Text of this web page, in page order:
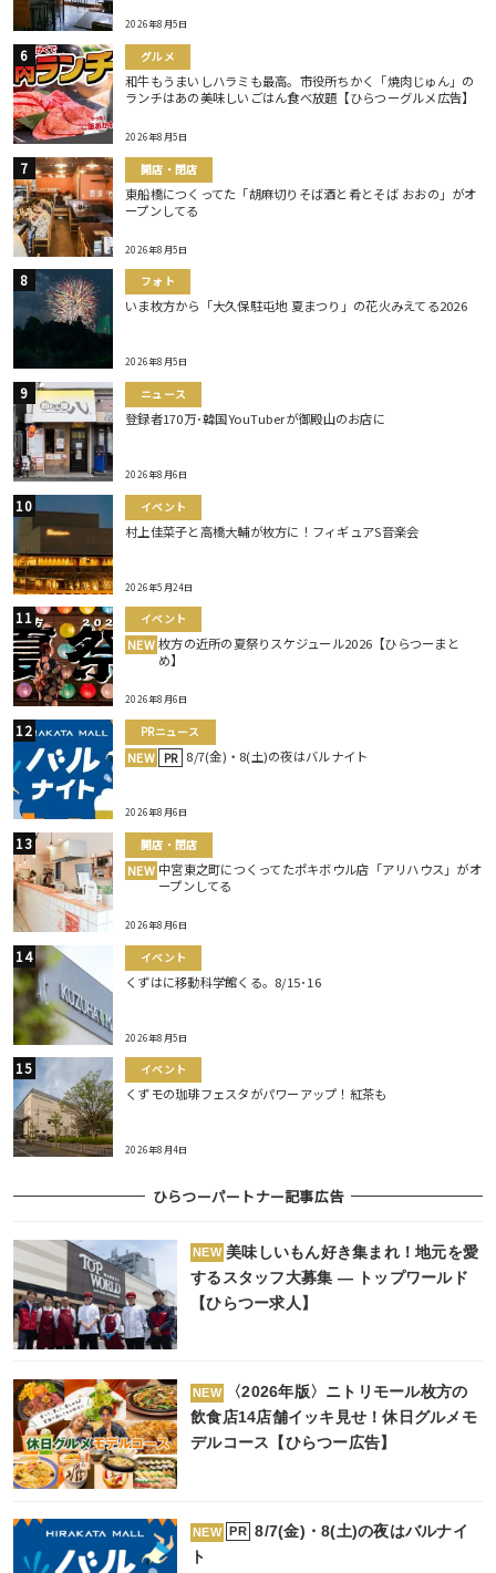
2026年8月5日
グルメ
和牛もうまいしハラミも最高。市役所ちかく「焼肉じゅん」の
ランチはあの美味しいごはん食べ放題【ひらつーグルメ広告】
2026年8月5日
開店・閉店
東船橋につくってた「胡麻切りそば酒と肴とそば おおの」がオ
ープンしてる
2026年8月5日
フォト
いま枚方から「大久保駐屯地 夏まつり」の花火みえてる2026
2026年8月5日
ニュース
登録者170万･韓国YouTuberが御殿山のお店に
2026年8月6日
イベント
村上佳菜子と高橋大輔が枚方に！フィギュアS音楽会
2026年5月24日
イベント
NEW 枚方の近所の夏祭りスケジュール2026【ひらつーまと
め】
2026年8月6日
PRニュース
NEW PR 8/7(金)・8(土)の夜はバルナイト
2026年8月6日
開店・閉店
NEW 中宮東之町につくってたポキボウル店「アリハウス」がオ
ープンしてる
2026年8月6日
イベント
くずはに移動科学館くる。8/15･16
2026年8月5日
イベント
くずモの珈琲フェスタがパワーアップ！紅茶も
2026年8月4日
ひらつーパートナー記事広告
NEW 美味しいもん好き集まれ！地元を愛
するスタッフ大募集 ― トップワールド
【ひらつー求人】
NEW
〈2026年版〉ニトリモール枚方の
飲食店14店舗イッキ見せ！休日グルメモ
デルコース【ひらつー広告】
NEW PR
8/7(金)・8(土)の夜はバルナイ
ト